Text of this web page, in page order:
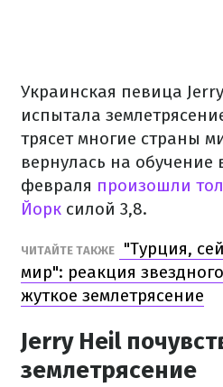
Украинская певица
испытала
трясет многие страны
вернулась на обучение
февраля произошли
Йорк силой 3,8.
ЧИТАЙТЕ ТАКЖЕ
"Турция,
мир": реакция
жуткое землетрясение
Jerry Heil
землетрясение